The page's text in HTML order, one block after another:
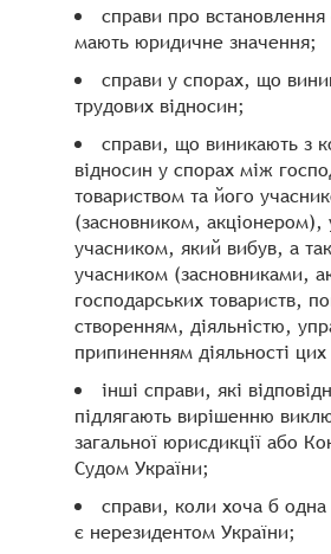
справи про
мають юридичне значення;
справи у спорах, що
трудових відносин;
справи, що виникають з
відносин у спорах між
товариством та його
(засновником, акціонером),
учасником, який вибув, а
учасником (засновниками,
господарських товариств,
створенням, діяльністю,
припиненням діяльності цих
інші справи, які
підлягають вирішенню
загальної юрисдикції або
Судом України;
справи, коли хоча б одна
є нерезидентом України;